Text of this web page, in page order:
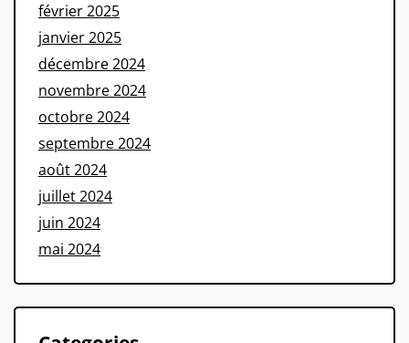
février 2025
janvier 2025
décembre 2024
novembre 2024
octobre 2024
septembre 2024
août 2024
juillet 2024
juin 2024
mai 2024